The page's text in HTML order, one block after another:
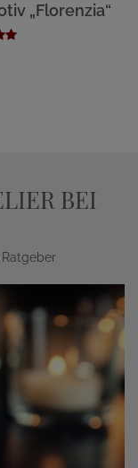
„Florenzia“
BEI